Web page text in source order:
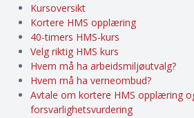
Kursoversikt
Kortere HMS opplæring
40-timers HMS-kurs
Velg riktig HMS kurs
Hvem må ha arbeidsmiljøutvalg?
Hvem må ha verneombud?
Avtale om kortere HMS opplæring
forsvarlighetsvurdering